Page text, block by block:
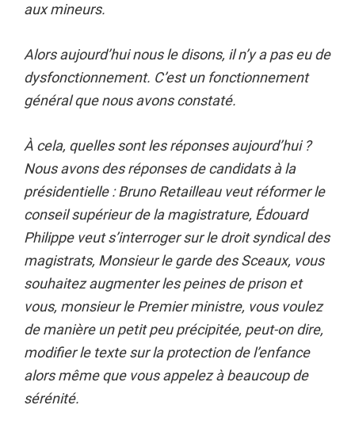
aux mineurs.
Alors aujourd’hui nous le disons, il n’y a pas eu de
dysfonctionnement. C’est un fonctionnement
général que nous avons constaté.
À cela, quelles sont les réponses aujourd’hui ?
Nous avons des réponses de candidats à la
présidentielle : Bruno Retailleau veut réformer le
conseil supérieur de la magistrature, Édouard
Philippe veut s’interroger sur le droit syndical des
magistrats, Monsieur le garde des Sceaux, vous
souhaitez augmenter les peines de prison et
vous, monsieur le Premier ministre, vous voulez
de manière un petit peu précipitée, peut-on dire,
modifier le texte sur la protection de l’enfance
alors même que vous appelez à beaucoup de
sérénité.